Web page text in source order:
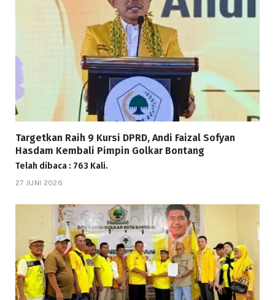
Targetkan Raih 9 Kursi DPRD, Andi Faizal Sofyan
Hasdam Kembali Pimpin Golkar Bontang
Telah dibaca : 763 Kali.
27 JUNI 2026